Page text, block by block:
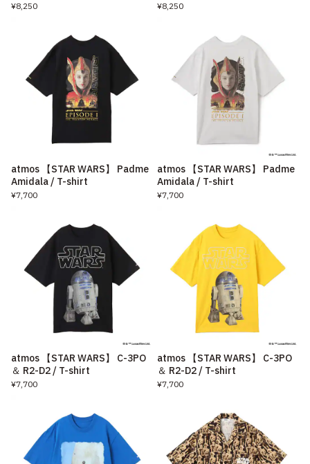
¥8,250 ¥8,250
atmos 【STAR WARS】 Padme
Amidala / T-shirt
¥7,700
atmos 【STAR WARS】 Padme
Amidala / T-shirt
¥7,700
atmos 【STAR WARS】 C-3PO
＆ R2-D2 / T-shirt
¥7,700
atmos 【STAR WARS】 C-3PO
＆ R2-D2 / T-shirt
¥7,700